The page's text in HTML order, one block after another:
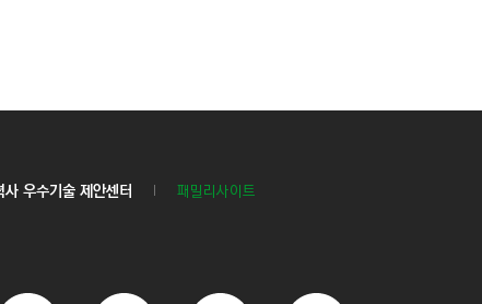
사 우수기술 제안센터 패밀리사이트